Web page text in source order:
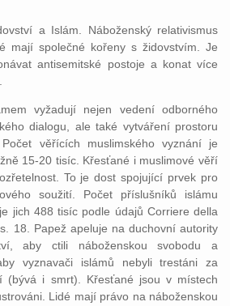
a Islám. Náboženský relativismus
mají společné kořeny s židovstvím. Je
antisemitské postoje a konat více
vyžadují nejen vedení odborného
dialogu, ale také vytváření prostoru
věřících muslimského vyznání je
15-20 tisíc. Křesťané i muslimové věří
To je dost spojující prvek pro
soužití. Počet příslušníků islámu
jich 488 tisíc podle údajů Corriere della
18. Papež apeluje na duchovní autority
aby ctili náboženskou svobodu a
vyznavači islámů nebyli trestáni za
(bývá i smrt). Křesťané jsou v místech
Lidé mají právo na náboženskou